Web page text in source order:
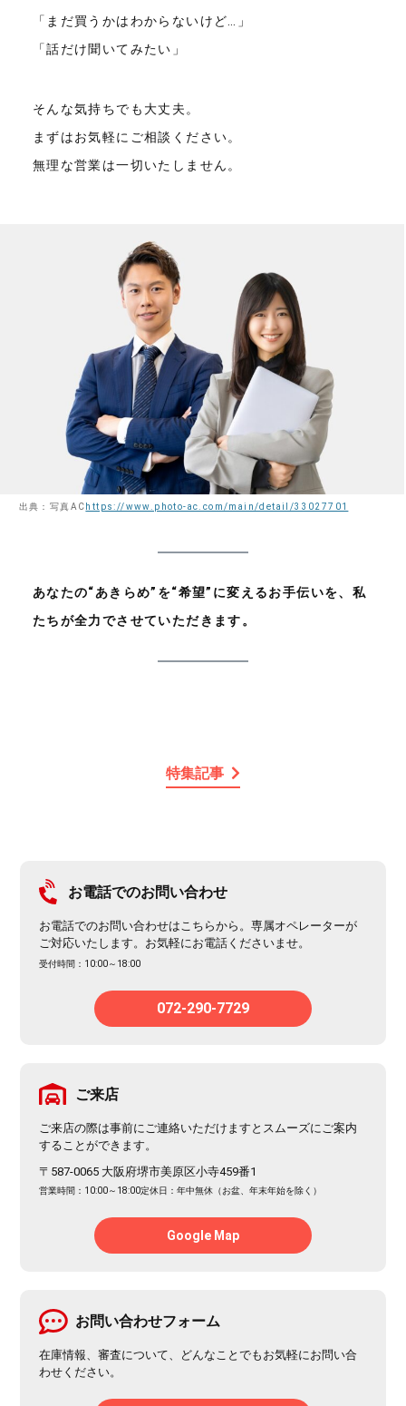
「まだ買うかはわからないけど…」
「話だけ聞いてみたい」
そんな気持ちでも大丈夫。
まずはお気軽にご相談ください。
無理な営業は一切いたしません。
出典：写真AC https://www.photo-ac.com/main/detail/33027701
あなたの“あきらめ”を“希望”に変えるお手伝いを、私
たちが全力でさせていただきます。
特集記事
お電話でのお問い合わせ
お電話でのお問い合わせはこちらから。専属オペレーターが
ご対応いたします。お気軽にお電話くださいませ。
受付時間：10:00～18:00
072-290-7729
ご来店
ご来店の際は事前にご連絡いただけますとスムーズにご案内
することができます。
〒587-0065 大阪府堺市美原区小寺459番1
営業時間：10:00～18:00定休日：年中無休（お盆、年末年始を除く）
Google Map
お問い合わせフォーム
在庫情報、審査について、どんなことでもお気軽にお問い合
わせください。